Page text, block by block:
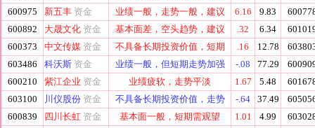
600975
新五丰 资金 业绩一般，走势一般，建议 6.16 9.83
600892
大晟文化 资金 基本面差，空头趋势，建议 .32 6.34
600373
中文传媒 资金 不具备长期投资价值，短期 .16 12.78
603486
科沃斯 资金 业绩一般，但短期走势加强 -.08 77.29
600210
紫江企业 资金 业绩疲软，走势平淡 1.67 5.48
603100
川仪股份 资金 不具备长期投资价值，走势 -.64 37.49
600839
四川长虹 资金 基本面一般，短期需观望 1.01 4.99